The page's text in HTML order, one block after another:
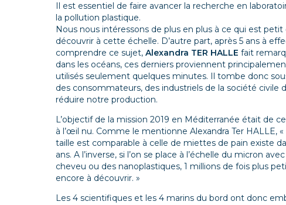
Il est essentiel de faire avancer la recherche en
la pollution plastique.
Nous nous intéressons de plus en plus à ce qui est
découvrir à cette échelle. D’autre part, après 5 ans à
comprendre ce sujet, Alexandra TER HALLE fait
dans les océans, ces derniers proviennent
utilisés seulement quelques minutes. Il tombe donc
des consommateurs, des industriels de la société
réduire notre production.
L’objectif de la mission 2019 en Méditerranée était de
à l’œil nu. Comme le mentionne Alexandra Ter HALLE, «
taille est comparable à celle de miettes de pain existe
ans. A l’inverse, si l’on se place à l’échelle du micron
cheveu ou des nanoplastiques, 1 millions de fois plus
encore à découvrir. »
Les 4 scientifiques et les 4 marins du bord ont donc